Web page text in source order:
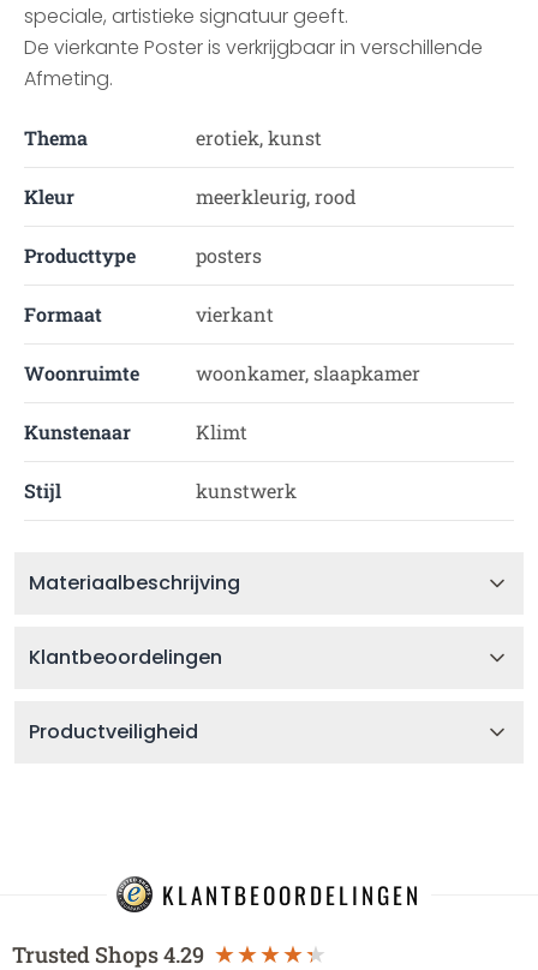
speciale, artistieke signatuur geeft.
De vierkante Poster is verkrijgbaar in verschillende
Afmeting.
Thema erotiek, kunst
Kleur meerkleurig, rood
Producttype posters
Formaat vierkant
Woonruimte woonkamer, slaapkamer
Kunstenaar Klimt
Stijl kunstwerk
Materiaalbeschrijving
Klantbeoordelingen
Productveiligheid
KLANTBEOORDELINGEN
Trusted Shops4.29